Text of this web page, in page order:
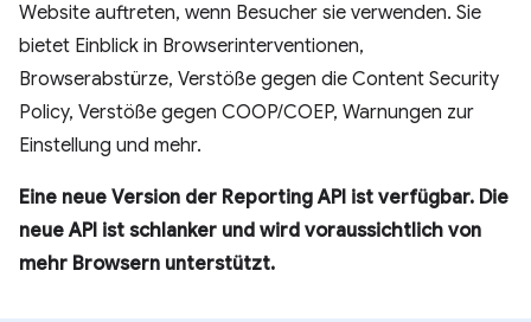
Website auftreten, wenn Besucher sie verwenden. Sie
bietet Einblick in Browserinterventionen,
Browserabstürze, Verstöße gegen die Content Security
Policy, Verstöße gegen COOP/COEP, Warnungen zur
Einstellung und mehr.
Eine neue Version der Reporting API ist verfügbar. Die
neue API ist schlanker und wird voraussichtlich von
mehr Browsern unterstützt.